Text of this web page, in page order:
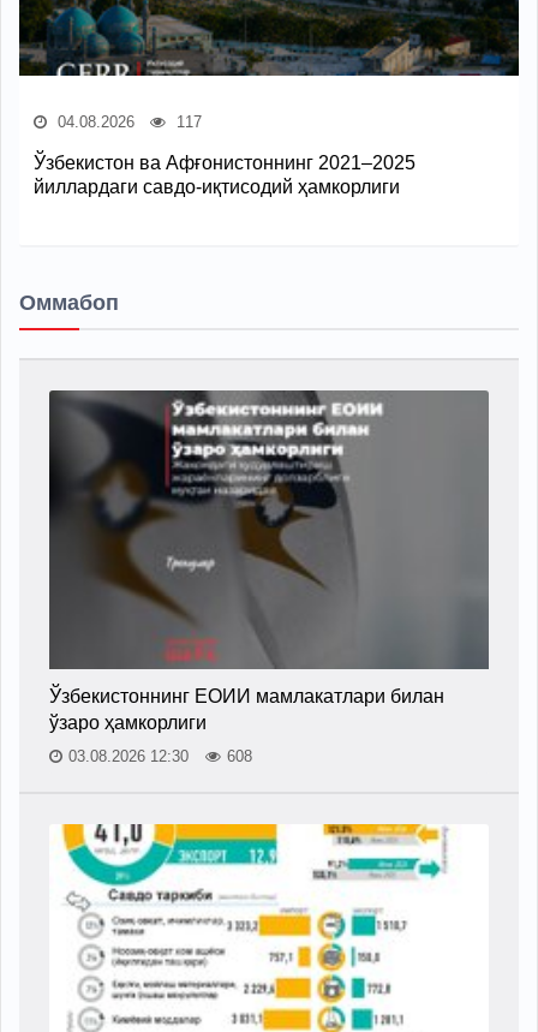
04.08.2026 117
Ўзбекистон ва Афғонистоннинг 2021–2025
йиллардаги савдо-иқтисодий ҳамкорлиги
Оммабоп
Ўзбекистоннинг ЕОИИ мамлакатлари билан
ўзаро ҳамкорлиги
03.08.2026 12:30 608